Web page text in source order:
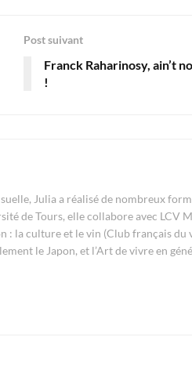
Post suivant
Franck Raharinosy, ain’t
!
Julia a réalisé de nombreux
de Tours, elle collabore avec LCV
: la culture et le vin (Club français du
le Japon, et l’Art de vivre en